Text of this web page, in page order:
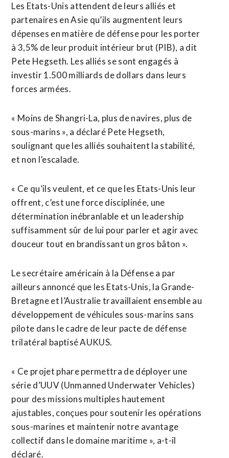
Les Etats-Unis attendent de leurs alliés et
partenaires en Asie qu’ils augmentent leurs
dépenses en matière de défense ‌pour les porter
à 3,5% de leur produit ‌intérieur brut (PIB), a dit
Pete Hegseth. Les alliés se sont engagés à
investir 1.500 milliards de dollars dans leurs
forces armées.
« Moins de Shangri-La, plus de navires, plus de
sous-marins », a déclaré Pete Hegseth,
soulignant que les alliés souhaitent la stabilité,
et non l’escalade.
« Ce qu’ils veulent, et ce que les Etats-Unis leur
offrent, c’est une force disciplinée, une
détermination inébranlable et un leadership
suffisamment sûr de lui pour parler et ​agir avec
douceur tout en brandissant un gros bâton ».
Le secrétaire américain à la Défense a par
ailleurs annoncé que les Etats-Unis, la Grande-
Bretagne et l’Australie travaillaient ensemble au
développement de véhicules sous-marins sans
pilote dans le cadre de leur pacte de défense
trilatéral baptisé AUKUS.
« Ce projet phare permettra de déployer une
série d’UUV (Unmanned Underwater Vehicles)
pour des missions multiples hautement
ajustables, conçues pour soutenir les opérations
sous-marines et maintenir notre avantage
collectif dans le domaine maritime », a-t-il
déclaré.